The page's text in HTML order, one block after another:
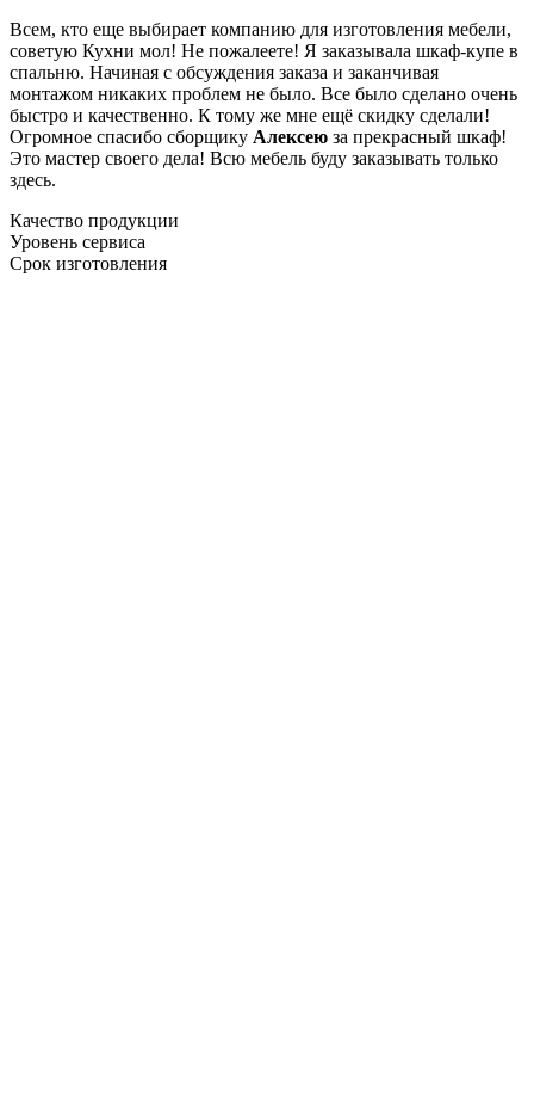
Всем, кто еще выбирает компанию для изготовления мебели,
советую Кухни мол! Не пожалеете! Я заказывала шкаф-купе в
спальню. Начиная с обсуждения заказа и заканчивая
монтажом никаких проблем не было. Все было сделано очень
быстро и качественно. К тому же мне ещё скидку сделали!
Огромное спасибо сборщику Алексею за прекрасный шкаф!
Это мастер своего дела! Всю мебель буду заказывать только
здесь.
Качество продукции
Уровень сервиса
Срок изготовления